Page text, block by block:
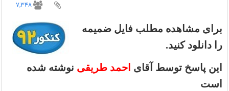
7,348
برای مشاهده مطلب فایل ضمیمه
را دانلود کنید.
این پاسخ توسط آقای احمد طریقی نوشته شده
است